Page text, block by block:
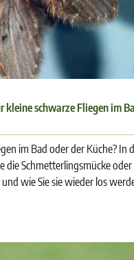
kleine schwarze Fliegen im
im Bad oder der Küche? In
die Schmetterlingsmücke oder
wie Sie sie wieder los